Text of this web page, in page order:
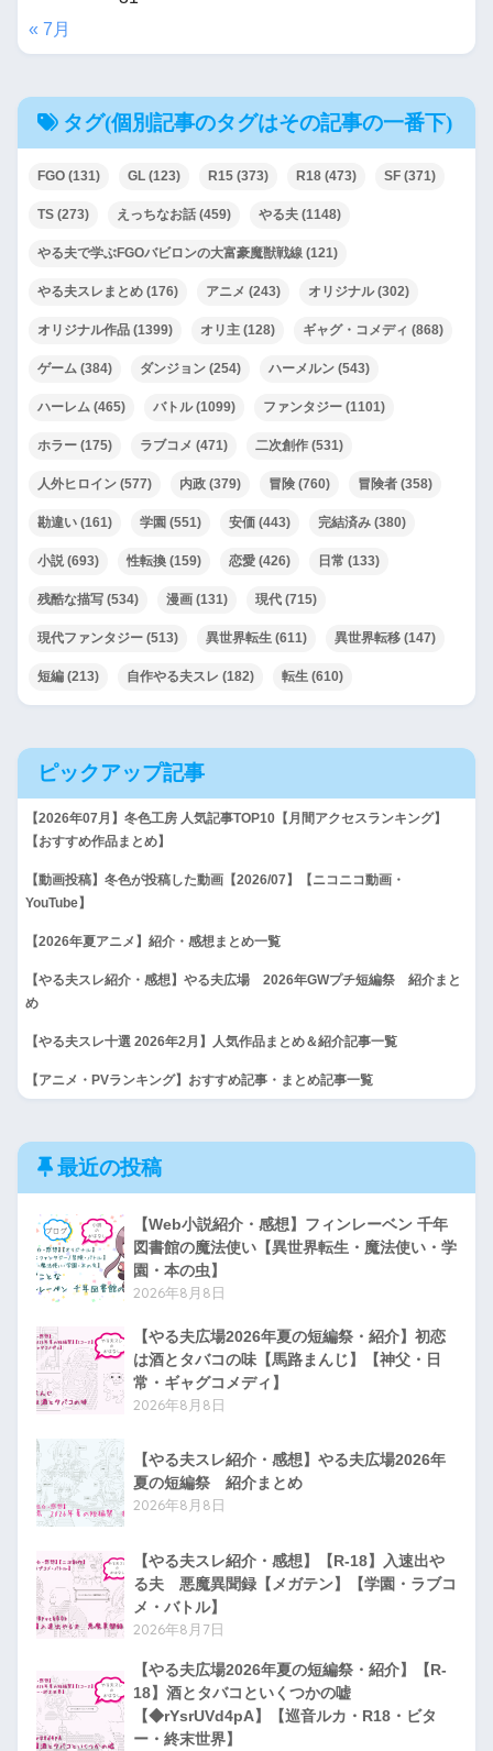
« 7月
タグ(個別記事のタグはその記事の一番下)
FGO (131) GL (123) R15 (373) R18 (473) SF (371)
TS (273) えっちなお話 (459) やる夫 (1148)
やる夫で学ぶFGOバビロンの大富豪魔獣戦線 (121)
やる夫スレまとめ (176) アニメ (243) オリジナル(302)
オリジナル作品 (1399) オリ主 (128) ギャグ・コメディ (868)
ゲーム (384) ダンジョン (254) ハーメルン (543)
ハーレム (465) バトル(1099) ファンタジー (1101)
ホラー (175) ラブコメ (471) 二次創作 (531)
人外ヒロイン (577) 内政 (379) 冒険 (760) 冒険者 (358)
勘違い (161) 学園 (551) 安価 (443) 完結済み (380)
小説 (693) 性転換 (159) 恋愛 (426) 日常 (133)
残酷な描写 (534) 漫画 (131) 現代 (715)
現代ファンタジー (513) 異世界転生 (611) 異世界転移 (147)
短編 (213) 自作やる夫スレ (182) 転生 (610)
ピックアップ記事
【2026年07月】冬色工房 人気記事TOP10【月間アクセスランキング】
【おすすめ作品まとめ】
【動画投稿】冬色が投稿した動画【2026/07】【ニコニコ動画・
YouTube】
【2026年夏アニメ】紹介・感想まとめ一覧
【やる夫スレ紹介・感想】やる夫広場 2026年GWプチ短編祭 紹介まと
め
【やる夫スレ十選 2026年2月】人気作品まとめ＆紹介記事一覧
【アニメ・PVランキング】おすすめ記事・まとめ記事一覧
最近の投稿
【Web小説紹介・感想】フィンレーベン 千年
図書館の魔法使い【異世界転生・魔法使い・学
園・本の虫】
2026年8月8日
【やる夫広場2026年夏の短編祭・紹介】初恋
は酒とタバコの味【馬路まんじ】【神父・日
常・ギャグコメディ】
2026年8月8日
【やる夫スレ紹介・感想】やる夫広場2026年
夏の短編祭 紹介まとめ
2026年8月8日
【やる夫スレ紹介・感想】【R-18】入速出や
る夫 悪魔異聞録【メガテン】【学園・ラブコ
メ・バトル】
2026年8月7日
【やる夫広場2026年夏の短編祭・紹介】【R-
18】酒とタバコといくつかの嘘
【◆rYsrUVd4pA】【巡音ルカ・R18・ビタ
ー・終末世界】